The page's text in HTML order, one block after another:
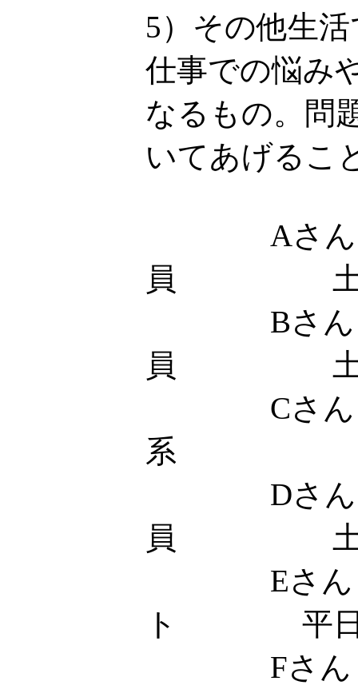
5）その他生
仕事での悩み
なるもの。問
いてあげるこ
Aさん
員 土
Bさん
員
Cさん
系 土
Dさん
員 土
Eさん
ト 平日18
Fさん